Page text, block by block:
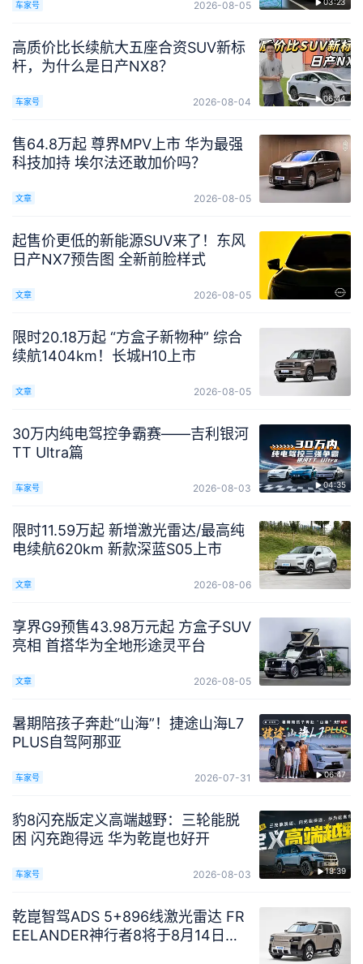
03:23
2026-08-05
车家号
06:44
高质价比长续航大五座合资SUV新标
杆，为什么是日产NX8？
2026-08-04
车家号
售64.8万起 尊界MPV上市 华为最强
科技加持 埃尔法还敢加价吗？
2026-08-05
文章
起售价更低的新能源SUV来了！东风
日产NX7预告图 全新前脸样式
2026-08-05
文章
限时20.18万起 “方盒子新物种” 综合
续航1404km！长城H10上市
2026-08-05
文章
04:35
30万内纯电驾控争霸赛——吉利银河
TT Ultra篇
2026-08-03
车家号
限时11.59万起 新增激光雷达/最高纯
电续航620km 新款深蓝S05上市
2026-08-06
文章
享界G9预售43.98万元起 方盒子SUV
亮相 首搭华为全地形途灵平台
2026-08-05
文章
06:47
暑期陪孩子奔赴“山海”！捷途山海L7
PLUS自驾阿那亚
2026-07-31
车家号
18:39
豹8闪充版定义高端越野：三轮能脱
困 闪充跑得远 华为乾崑也好开
2026-08-03
车家号
乾崑智驾ADS 5+896线激光雷达 FR
EELANDER神行者8将于8月14日预